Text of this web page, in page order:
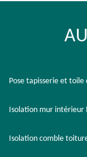
Pose tapisserie et
Isolation mur intérieur
Isolation comble